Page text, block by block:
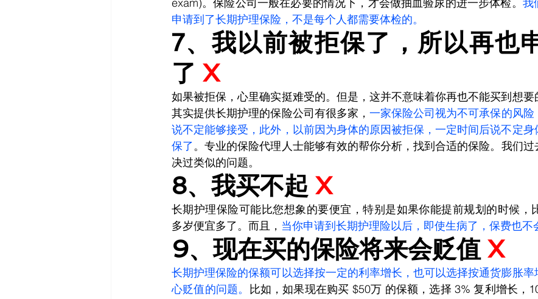
申请到了长期护理保险，不是每个人都需要体检的。
7、我以前被拒保了，所以再也
了 X
如果被拒保，心里确实挺难受的。但是，这并不意味着你再也不能买到想要
其实提供长期护理的保险公司有很多家， 一家保险公司视为不可承保的风险
说不定能够接受，此外，以前因为身体的原因被拒保，一定时间后说不定
保了。专业的保险代理人士能够有效的帮你分析，找到合适的保险。我们
决过类似的问题。
8、我买不起 X
长期护理保险可能比您想象的要便宜，特别是如果你能提前规划的时候，
多岁便宜多了。而且， 当你申请到长期护理险以后，即使生病了，保费也不
9、现在买的保险将来会贬值 X
长期护理保险的保额可以选择按一定的利率增长，也可以选择按通货膨胀率
心贬值的问题。 比如，如果现在购买 $50万 的保额，选择 3% 复利增长，